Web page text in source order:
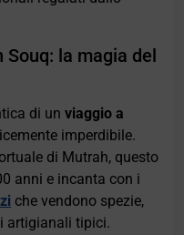
la magia del
di unviaggio a
imperdibile.
di Mutrah, questo
anni e incanta con i
che vendono spezie,
artigianali tipici.